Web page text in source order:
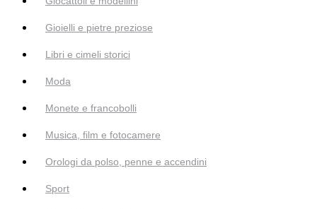
Gioielli e pietre preziose
Libri e cimeli storici
Moda
Monete e francobolli
Musica, film e fotocamere
Orologi da polso, penne e accendini
Sport